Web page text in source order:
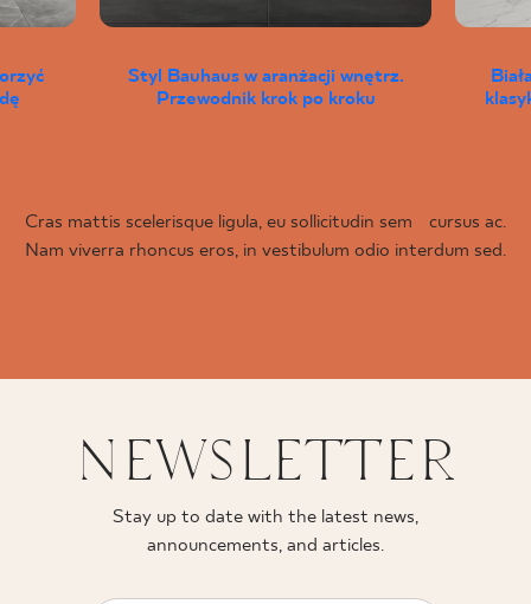
Styl Bauhaus w aranżacji wnętrz.
Przewodnik krok po kroku
Cras mattis scelerisque ligula, eu sollicitudin sem cursus ac.
Nam viverra rhoncus eros, in vestibulum odio interdum sed.
NEWSLETTER
Stay up to date with the latest news,
announcements, and articles.